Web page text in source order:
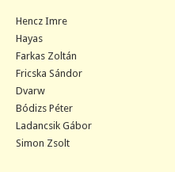
Hencz Imre
Hayas
Farkas Zoltán
Fricska Sándor
Dvarw
Bódizs Péter
Ladancsik Gábor
Simon Zsolt